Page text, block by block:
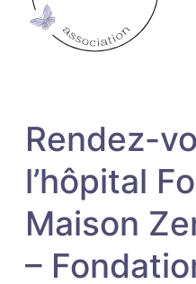
Rendez-
l’hôpital
Maison
–